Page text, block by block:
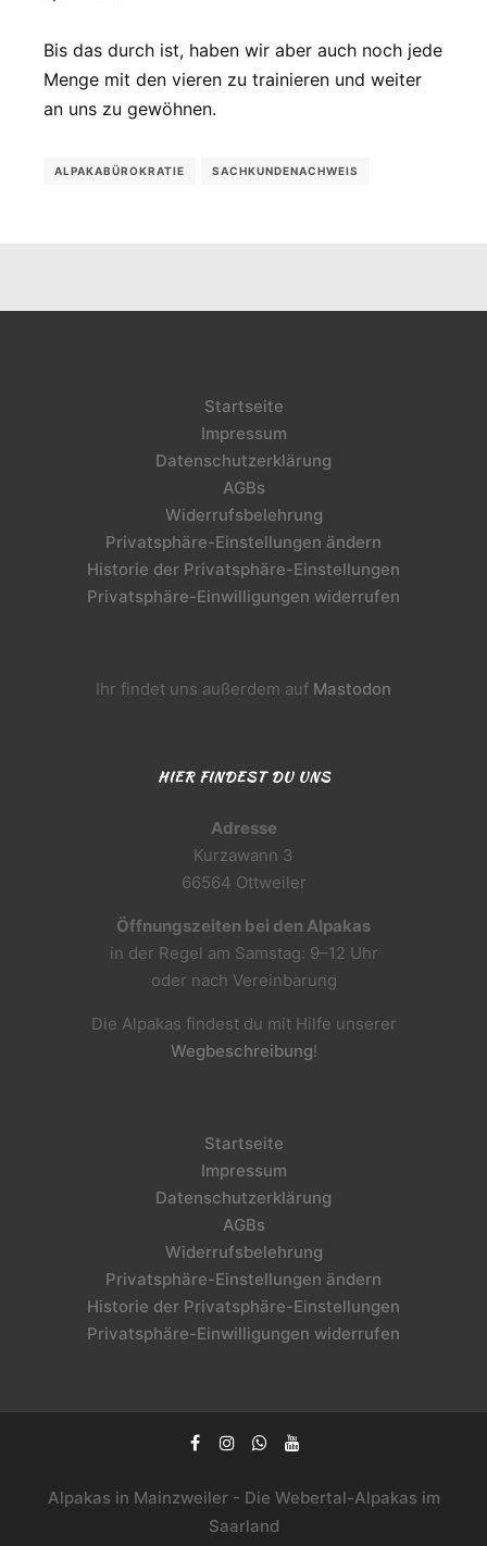
Bis das durch ist, haben wir aber auch noch jede
Menge mit den vieren zu trainieren und weiter
an uns zu gewöhnen.
ALPAKABÜROKRATIE SACHKUNDENACHWEIS
Startseite
Impressum
Datenschutzerklärung
AGBs
Widerrufsbelehrung
Privatsphäre-Einstellungen ändern
Historie der Privatsphäre-Einstellungen
Privatsphäre-Einwilligungen widerrufen
Ihr findet uns außerdem auf Mastodon
HIER FINDEST DU UNS
Adresse
Kurzawann 3
66564 Ottweiler
Öffnungszeiten bei den Alpakas
in der Regel am Samstag: 9–12 Uhr
oder nach Vereinbarung
Die Alpakas findest du mit Hilfe unserer
Wegbeschreibung!
Startseite
Impressum
Datenschutzerklärung
AGBs
Widerrufsbelehrung
Privatsphäre-Einstellungen ändern
Historie der Privatsphäre-Einstellungen
Privatsphäre-Einwilligungen widerrufen
Alpakas in Mainzweiler - Die Webertal-Alpakas im
Saarland